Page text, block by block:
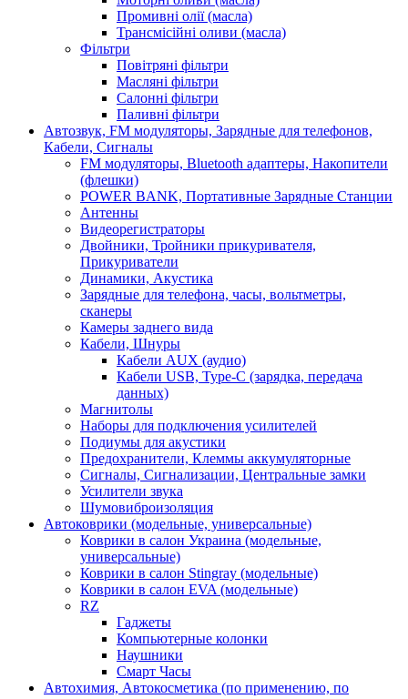
Промивні олії (масла)
Трансмісійні оливи (масла)
Фільтри
Повітряні фільтри
Масляні фільтри
Салонні фільтри
Паливні фільтри
Автозвук, FM модуляторы, Зарядные для телефонов,
Кабели, Сигналы
FM модуляторы, Bluetooth адаптеры, Накопители
(флешки)
POWER BANK, Портативные Зарядные Станции
Антенны
Видеорегистраторы
Двойники, Тройники прикуривателя,
Прикуриватели
Динамики, Акустика
Зарядные для телефона, часы, вольтметры,
сканеры
Камеры заднего вида
Кабели, Шнуры
Кабели AUX (аудио)
Кабели USB, Type-C (зарядка, передача
данных)
Магнитолы
Наборы для подключения усилителей
Подиумы для акустики
Предохранители, Клеммы аккумуляторные
Сигналы, Сигнализации, Центральные замки
Усилители звука
Шумовиброизоляция
Автоковрики (модельные, универсальные)
Коврики в салон Украина (модельные,
универсальные)
Коврики в салон Stingray (модельные)
Коврики в салон EVA (модельные)
RZ
Гаджеты
Компьютерные колонки
Наушники
Смарт Часы
Автохимия, Автокосметика (по применению, по